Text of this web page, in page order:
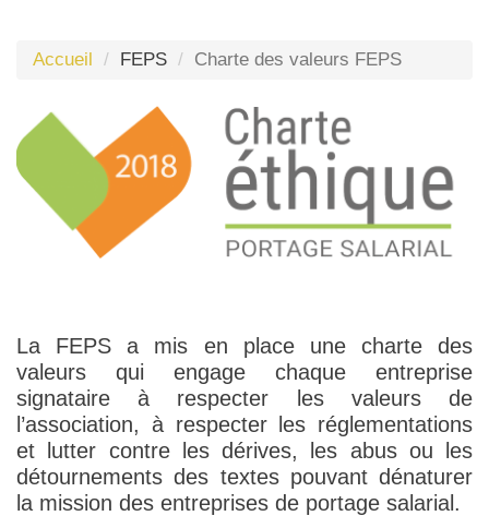
Accueil FEPS Charte des valeurs FEPS
La FEPS a mis en place une charte des
valeurs qui engage chaque entreprise
signataire à respecter les valeurs de
l’association, à respecter les réglementations
et lutter contre les dérives, les abus ou les
détournements des textes pouvant dénaturer
la mission des entreprises de portage salarial.